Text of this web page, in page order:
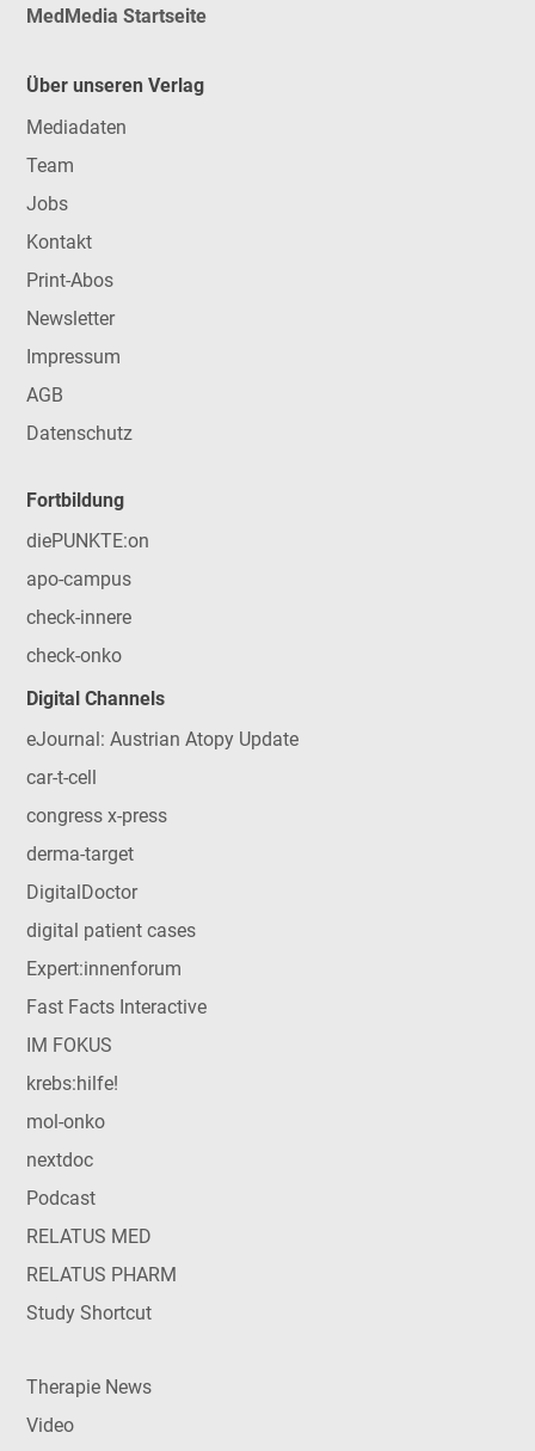
MedMedia Startseite
Über unseren Verlag
Mediadaten
Team
Jobs
Kontakt
Print-Abos
Newsletter
Impressum
AGB
Datenschutz
Fortbildung
diePUNKTE:on
apo-campus
check-innere
check-onko
Digital Channels
eJournal: Austrian Atopy Update
car-t-cell
congress x-press
derma-target
DigitalDoctor
digital patient cases
Expert:innenforum
Fast Facts Interactive
IM FOKUS
krebs:hilfe!
mol-onko
nextdoc
Podcast
RELATUS MED
RELATUS PHARM
Study Shortcut
Therapie News
Video